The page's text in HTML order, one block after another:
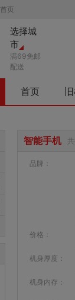
页
选择城
市
满69免邮
配送
首页
智能手机
品牌：
价格：
机身厚度：
机身内存：